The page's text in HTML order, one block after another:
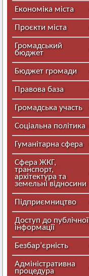
Економіка міста
Проєкти міста
Громадський
бюджет
Бюджет громади
Правова база
Громадська участь
Соціальна політика
Гуманітарна сфера
Сфера ЖКГ,
транспорт,
архітектура та
земельні відносини
Підприємництво
Доступ до публічної
інформації
Безбар’єрність
Адміністративна
процедура